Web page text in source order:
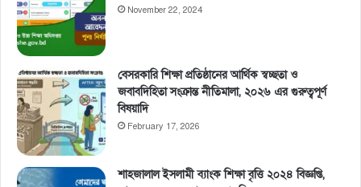
November 22, 2024
বেসরকারি শিক্ষা প্রতিষ্ঠানের আর্থিক স্বচ্ছতা ও
জবাবদিহিতা সংক্রান্ত নীতিমালা, ২০২৬ এর গুরুত্বপূর্ণ
বিষয়াদি
February 17, 2026
শাহজালাল ইসলামী ব্যাংক শিক্ষা বৃত্তি ২০২৪ বিজ্ঞপ্তি,